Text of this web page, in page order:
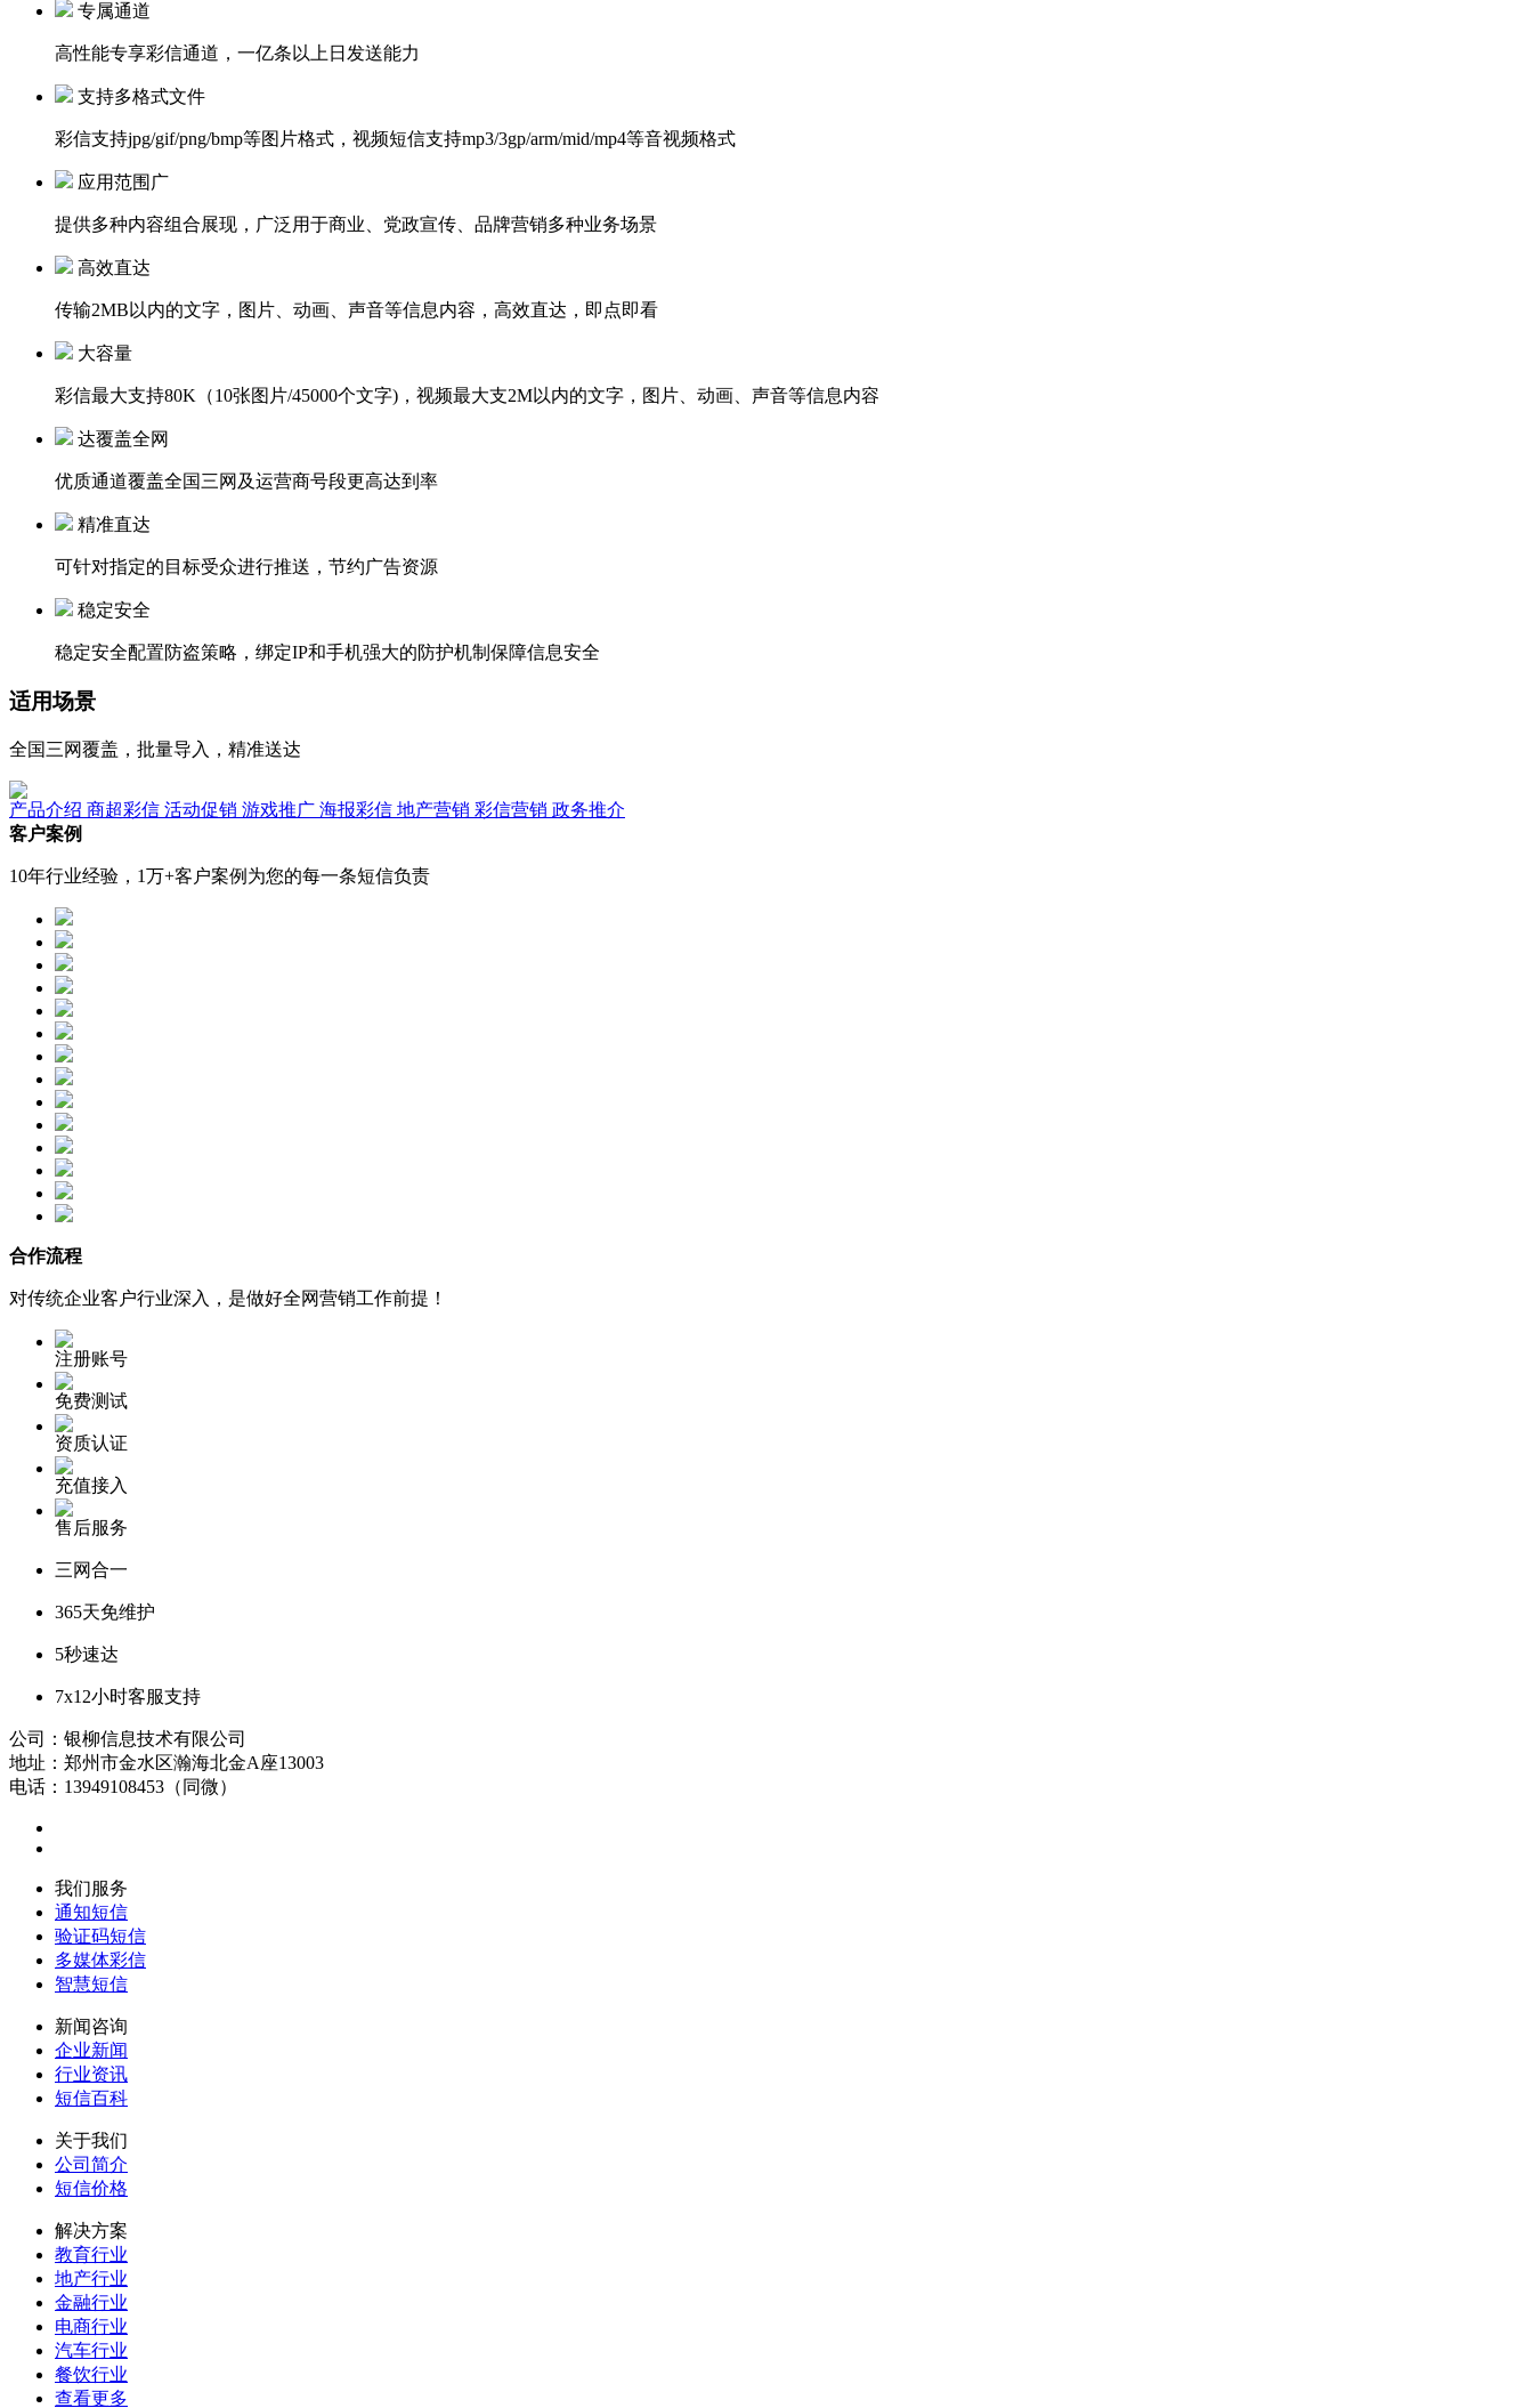
专属通道
高性能专享彩信通道，一亿条以上日发送能力
支持多格式文件
彩信支持jpg/gif/png/bmp等图片格式，视频短信支持mp3/3gp/arm/mid/mp4等音视频格式
应用范围广
提供多种内容组合展现，广泛用于商业、党政宣传、品牌营销多种业务场景
高效直达
传输2MB以内的文字，图片、动画、声音等信息内容，高效直达，即点即看
大容量
彩信最大支持80K（10张图片/45000个文字)，视频最大支2M以内的文字，图片、动画、声音等信息内容
达覆盖全网
优质通道覆盖全国三网及运营商号段更高达到率
精准直达
可针对指定的目标受众进行推送，节约广告资源
稳定安全
稳定安全配置防盗策略，绑定IP和手机强大的防护机制保障信息安全
适用场景
全国三网覆盖，批量导入，精准送达
产品介绍 商超彩信 活动促销 游戏推广 海报彩信 地产营销 彩信营销 政务推介
客户案例
10年行业经验，1万+客户案例为您的每一条短信负责
合作流程
对传统企业客户行业深入，是做好全网营销工作前提！
注册账号
免费测试
资质认证
充值接入
售后服务
三网合一
365天免维护
5秒速达
7x12小时客服支持
公司：银柳信息技术有限公司
地址：郑州市金水区瀚海北金A座13003
电话：13949108453（同微）
我们服务
通知短信
验证码短信
多媒体彩信
智慧短信
新闻咨询
企业新闻
行业资讯
短信百科
关于我们
公司简介
短信价格
解决方案
教育行业
地产行业
金融行业
电商行业
汽车行业
餐饮行业
查看更多